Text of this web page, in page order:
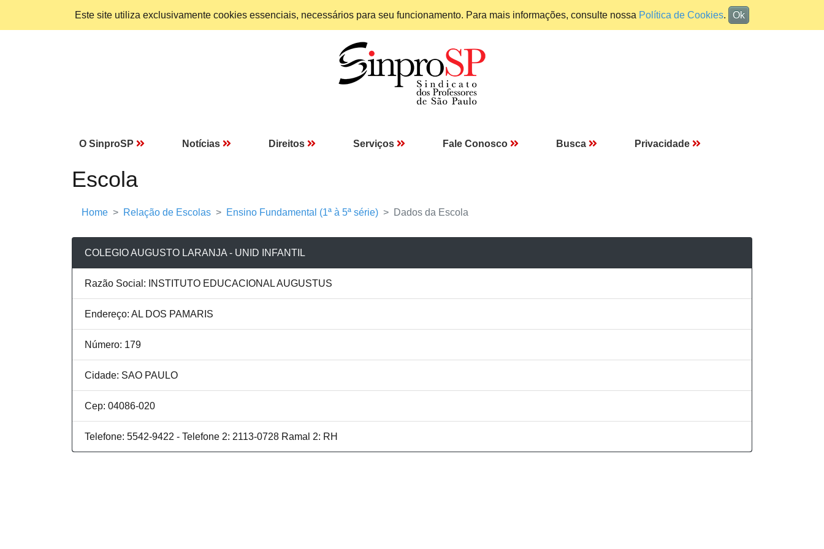
Este site utiliza exclusivamente cookies essenciais, necessários para seu funcionamento. Para mais informações, consulte nossa Política de Cookies. Ok
O SinproSP Notícias Direitos Serviços Fale Conosco Busca Privacidade
Escola
Home Relação de Escolas Ensino Fundamental (1ª à 5ª série) Dados da Escola
COLEGIO AUGUSTO LARANJA - UNID INFANTIL
Razão Social: INSTITUTO EDUCACIONAL AUGUSTUS
Endereço: AL DOS PAMARIS
Número: 179
Cidade: SAO PAULO
Cep: 04086-020
Telefone: 5542-9422 - Telefone 2: 2113-0728 Ramal 2: RH